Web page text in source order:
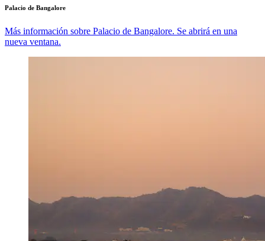
Palacio de Bangalore
Más información sobre Palacio de Bangalore. Se abrirá en una
nueva ventana.